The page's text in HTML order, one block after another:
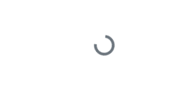
Loading...